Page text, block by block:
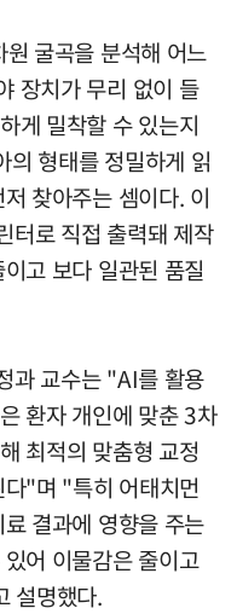
굴곡을 분석해 어느
장치가 무리 없이 들
게 밀착할 수 있는지
의 형태를 정밀하게 읽
찾아주는 셈이다. 이
터로 직접 출력돼 제작
고 보다 일관된 품질
과 교수는 "AI를 활용
환자 개인에 맞춘 3차
최적의 맞춤형 교정
"며 "특히 어태치먼
결과에 영향을 주는
어 이물감은 줄이고
설명했다.